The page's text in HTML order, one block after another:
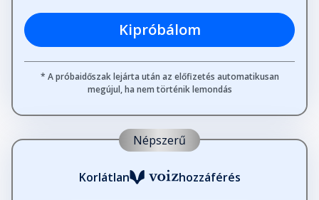
Fejezet hossza: 00:18:37
Fejezet hossza: 00:16:34
Kipróbálom
* A próbaidőszak lejárta után az előfizetés automatikusan
megújul, ha nem történik lemondás
Népszerű
Korlátlan hozzáférés